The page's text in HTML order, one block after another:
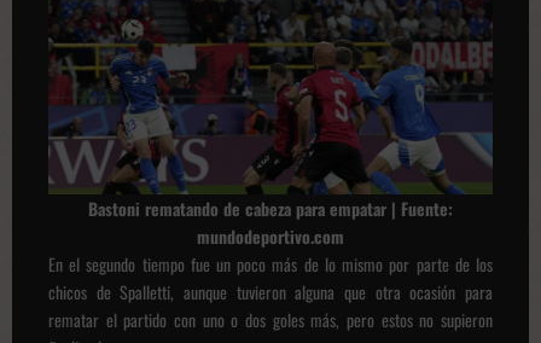
Bastoni rematando de cabeza para empatar | Fuente:
mundodeportivo.com
En el segundo tiempo fue un poco más de lo mismo por parte de los
chicos de Spalletti, aunque tuvieron alguna que otra ocasión para
rematar el partido con uno o dos goles más, pero estos no supieron